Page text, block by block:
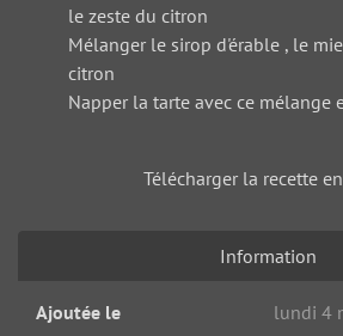
le zeste du citron
Mélanger le sirop d'érable , le
citron
Napper la tarte avec ce mélange
Télécharger la recette
Information
Ajoutée le
lundi 4